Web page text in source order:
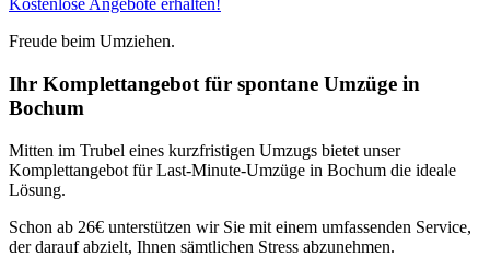
Kostenlose Angebote erhalten!
Freude beim Umziehen.
Ihr Komplettangebot für spontane Umzüge in
Bochum
Mitten im Trubel eines kurzfristigen Umzugs bietet unser
Komplettangebot für Last-Minute-Umzüge in Bochum die ideale
Lösung.
Schon ab 26€ unterstützen wir Sie mit einem umfassenden Service,
der darauf abzielt, Ihnen sämtlichen Stress abzunehmen.